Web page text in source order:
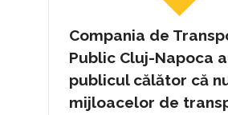
Compania de
Public Cluj-Napoca
publicul călător că
mijloacelor de